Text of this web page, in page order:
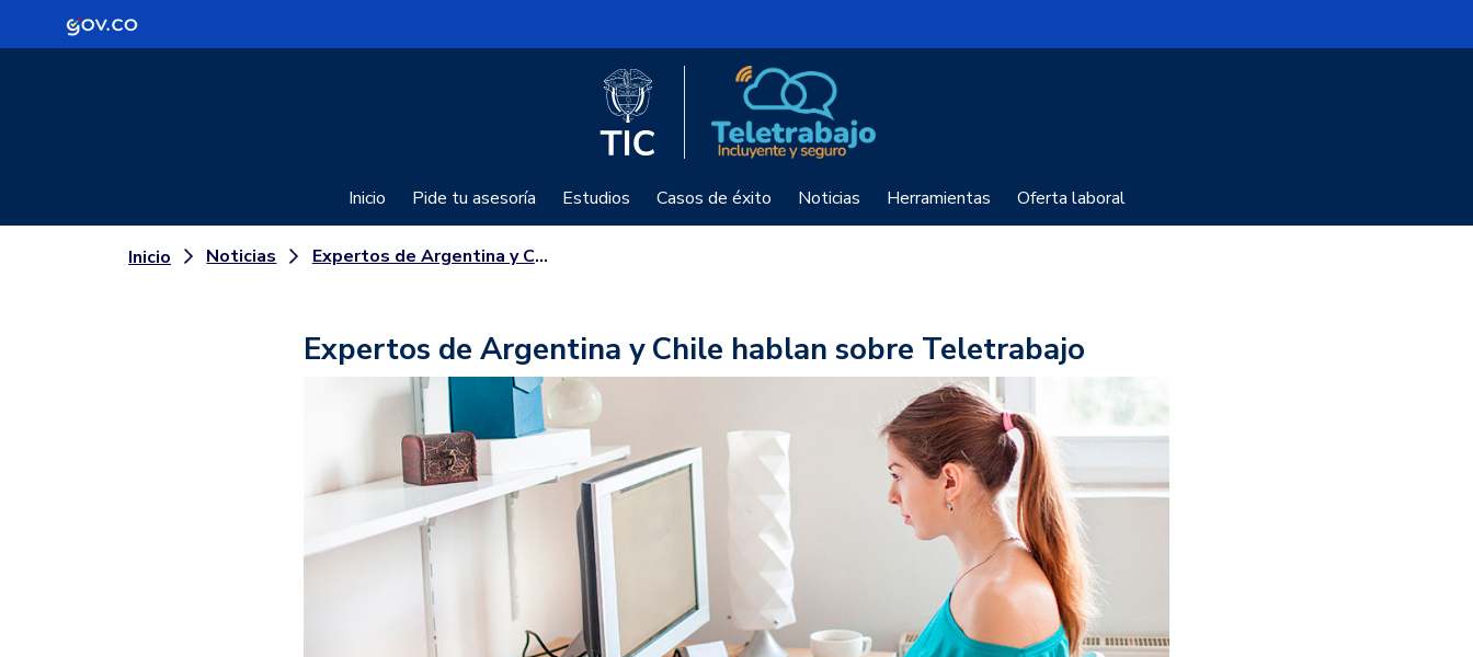
Logo Gobierno de Colombia
Logo del Ministerio TIC
Inicio Pide tu asesoría Estudios Casos de éxito Noticias Herramientas Oferta laboral
Inicio Noticias Expertos de Argentina y Chile hablan sobre Teletrabajo
Expertos de Argentina y Chile hablan sobre Teletrabajo